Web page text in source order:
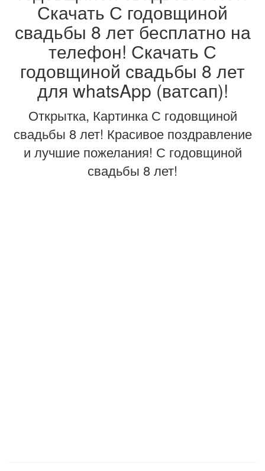
Скачать С годовщиной
свадьбы 8 лет бесплатно на
телефон! Скачать С
годовщиной свадьбы 8 лет
для whatsApp (ватсап)!
Открытка, Картинка С годовщиной
свадьбы 8 лет! Красивое поздравление
и лучшие пожелания! С годовщиной
свадьбы 8 лет!